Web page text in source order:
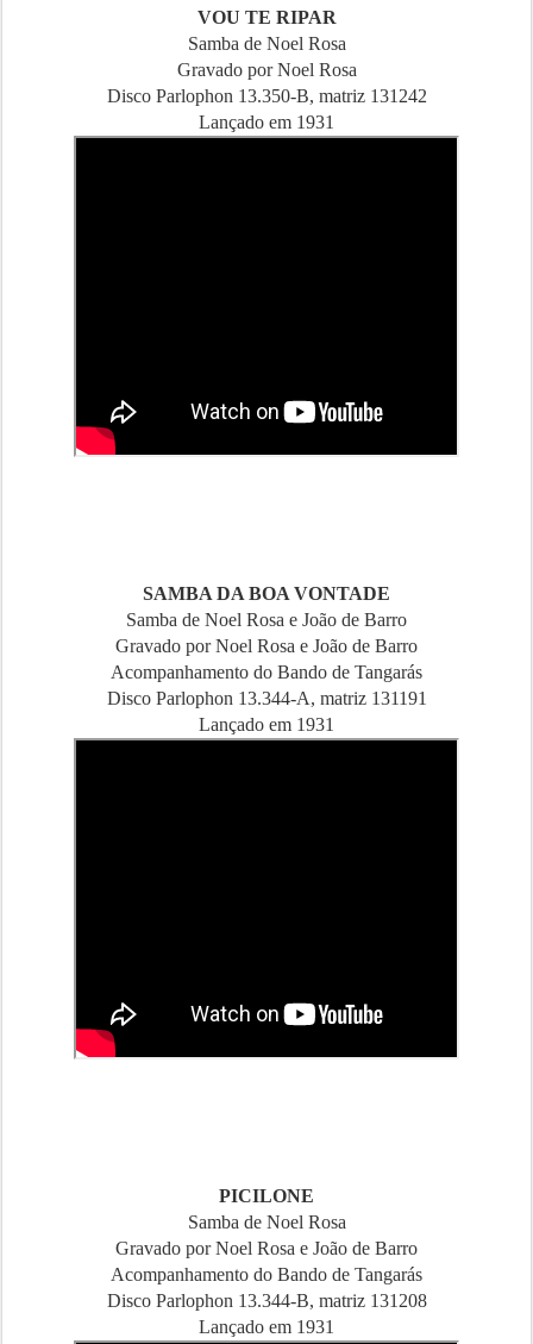
VOU TE RIPAR
Samba de Noel Rosa
Gravado por Noel Rosa
Disco Parlophon 13.350-B, matriz 131242
Lançado em 1931
SAMBA DA BOA VONTADE
Samba de Noel Rosa e João de Barro
Gravado por Noel Rosa e João de Barro
Acompanhamento do Bando de Tangarás
Disco Parlophon 13.344-A, matriz 131191
Lançado em 1931
PICILONE
Samba de Noel Rosa
Gravado por Noel Rosa e João de Barro
Acompanhamento do Bando de Tangarás
Disco Parlophon 13.344-B, matriz 131208
Lançado em 1931